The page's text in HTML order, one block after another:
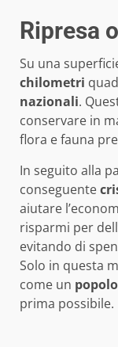
Ripresa
Su una
chilometri
nazionali.
conservare in
flora e fauna
In seguito alla
conseguente
aiutare
risparmi per
evitando di
Solo in questa
come un popolo
prima possibile.